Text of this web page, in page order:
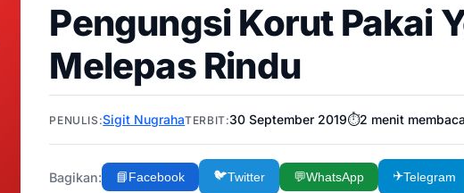
Pengungsi Korut Pakai
Melepas Rindu
PENULIS:Sigit NugrahaTERBIT:30 September 2019⏱️2 menit membaca
Bagikan: 📘Facebook 🐦Twitter 💬WhatsApp ✈️Telegram